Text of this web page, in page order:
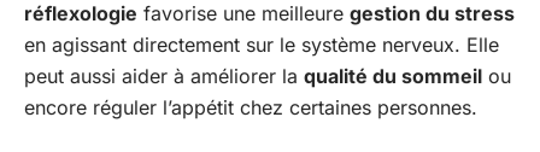
réflexologie favorise une meilleure gestion du stress
en agissant directement sur le système nerveux. Elle
peut aussi aider à améliorer la qualité du sommeil ou
encore réguler l’appétit chez certaines personnes.